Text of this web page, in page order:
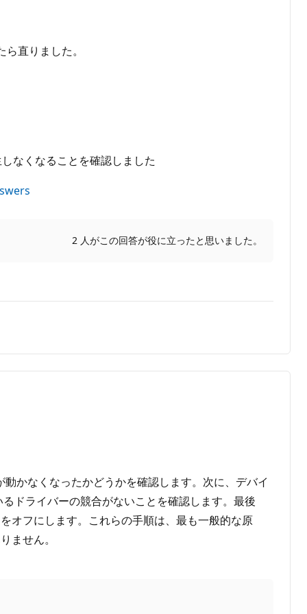
直りました。
なくなることを確認しました
2 人がこの回答が役に立ったと思いました。
かなくなったかどうかを確認します。次に、デバイ
ドライバーの競合がないことを確認します。最後
オフにします。これらの手順は、最も一般的な原
ません。